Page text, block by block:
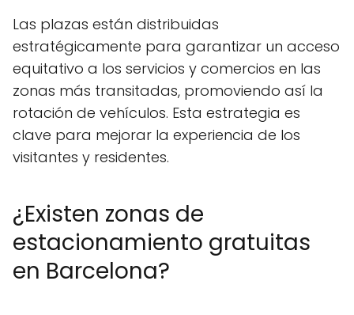
Las plazas están distribuidas
estratégicamente para garantizar un acceso
equitativo a los servicios y comercios en las
zonas más transitadas, promoviendo así la
rotación de vehículos. Esta estrategia es
clave para mejorar la experiencia de los
visitantes y residentes.
¿Existen zonas de
estacionamiento gratuitas
en Barcelona?